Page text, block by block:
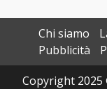
Chi siamo
Pubblicità
Copyright 2025